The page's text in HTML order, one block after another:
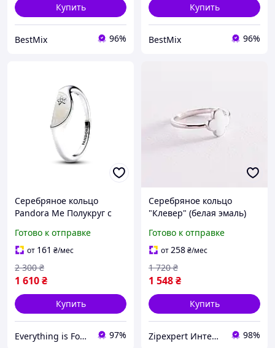
Купить
BestMix 96%
Купить
BestMix 96%
Серебряное кольцо
Pandora Ме Полукруг с
Готово к отправке
от 161 ₴/мес
1 610₴
2 300 ₴
Купить
Everything is For You 97%
Серебряное кольцо
"Клевер" (белая эмаль)
Готово к отправке
от258₴/мес
1 548₴
1 720 ₴
Купить
Zipexpert Интернет-магазин по продаже ювелирных украшений и всего еще 98%